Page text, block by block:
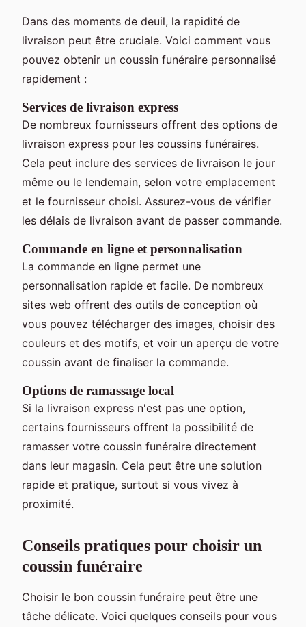
Dans des moments de deuil, la rapidité de
livraison peut être cruciale. Voici comment vous
pouvez obtenir un coussin funéraire personnalisé
rapidement :
Services de livraison express
De nombreux fournisseurs offrent des options de
livraison express pour les coussins funéraires.
Cela peut inclure des services de livraison le jour
même ou le lendemain, selon votre emplacement
et le fournisseur choisi. Assurez-vous de vérifier
les délais de livraison avant de passer commande.
Commande en ligne et personnalisation
La commande en ligne permet une
personnalisation rapide et facile. De nombreux
sites web offrent des outils de conception où
vous pouvez télécharger des images, choisir des
couleurs et des motifs, et voir un aperçu de votre
coussin avant de finaliser la commande.
Options de ramassage local
Si la livraison express n'est pas une option,
certains fournisseurs offrent la possibilité de
ramasser votre coussin funéraire directement
dans leur magasin. Cela peut être une solution
rapide et pratique, surtout si vous vivez à
proximité.
Conseils pratiques pour choisir un
coussin funéraire
Choisir le bon coussin funéraire peut être une
tâche délicate. Voici quelques conseils pour vous